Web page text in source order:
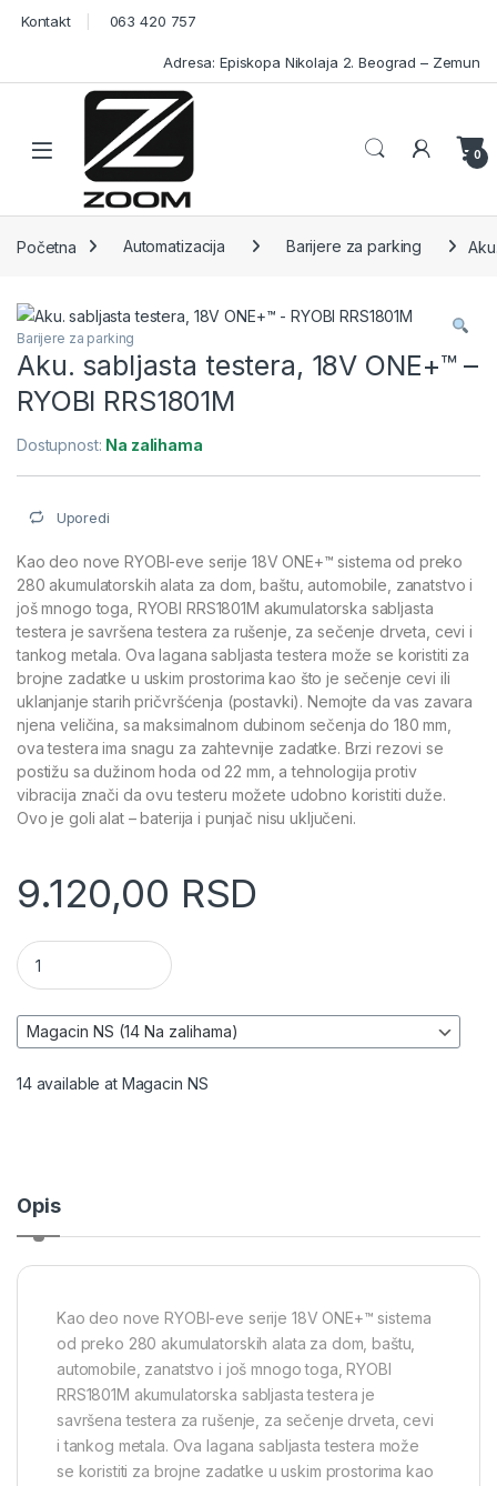
Skip to navigation
Skip to content
Kontakt 063 420 757
Adresa: Episkopa Nikolaja 2. Beograd – Zemun
Open 0
Početna Automatizacija Barijere za parking
Barijere za parking
Aku. sabljasta testera, 18V ONE+™ –
RYOBI RRS1801M
Dostupnost: Na zalihama
Uporedi
Kao deo nove RYOBI-eve serije 18V ONE+™ sistema od preko
280 akumulatorskih alata za dom, baštu, automobile, zanatstvo i
još mnogo toga, RYOBI RRS1801M akumulatorska sabljasta
testera je savršena testera za rušenje, za sečenje drveta, cevi i
tankog metala. Ova lagana sabljasta testera može se koristiti za
brojne zadatke u uskim prostorima kao što je sečenje cevi ili
uklanjanje starih pričvršćenja (postavki). Nemojte da vas zavara
njena veličina, sa maksimalnom dubinom sečenja do 180 mm,
ova testera ima snagu za zahtevnije zadatke. Brzi rezovi se
postižu sa dužinom hoda od 22 mm, a tehnologija protiv
vibracija znači da ovu testeru možete udobno koristiti duže.
Ovo je goli alat – baterija i punjač nisu uključeni.
9.120,00 RSD
Aku. sabljasta testera, 18V ONE+™ - RYOBI RRS1801M količina
14 available at Magacin NS
Opis
Kao deo nove RYOBI-eve serije 18V ONE+™ sistema
od preko 280 akumulatorskih alata za dom, baštu,
automobile, zanatstvo i još mnogo toga, RYOBI
RRS1801M akumulatorska sabljasta testera je
savršena testera za rušenje, za sečenje drveta, cevi
i tankog metala. Ova lagana sabljasta testera može
se koristiti za brojne zadatke u uskim prostorima kao